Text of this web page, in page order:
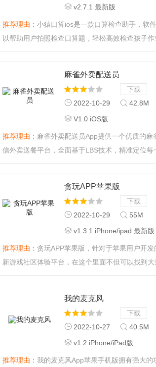
v2.7.1 最新版
推荐理由： 小猿口算ios是一款口算检查助手，软
以帮助用户拍照检查口算题，轻松高效检查孩子作
下载
麻雀外卖配送员
2022-10-29
42.8M
V1.0 iOS版
推荐理由： 麻雀外卖配送员App提供一个优质的麻
信外卖送餐平台，全面基于LBS技术，精准定位每
下载
贪玩APP苹果版
2022-10-29
55M
v1.3.1 iPhone/ipad 最新版
推荐理由： 贪玩APP苹果版，针对于苹果用户开发
新游戏社区体验平台，在这个里面不但可以找到大
下载
我的麦克风
2022-10-27
40.5M
v1.2 iPhone/iPad版
推荐理由： 我的麦克风App苹果手机版拥有强大的